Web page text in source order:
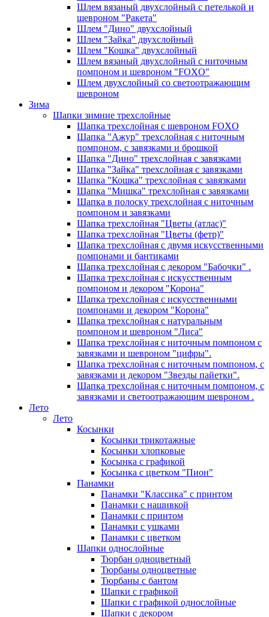
Шлем вязаный двухслойный с петелькой и
шевроном "Ракета"
Шлем "Дино" двухслойный
Шлем "Зайка" двухслойный
Шлем "Кошка" двухслойный
Шлем вязаный двухслойный с ниточным
помпоном и шевроном "FOXO"
Шлем двухслойный со светоотражающим
шевроном
Зима
Шапки зимние трехслойные
Шапка трехслойная с шевроном FOXO
Шапка "Ажур" трехслойная с ниточным
помпоном, с завязками и брошкой
Шапка "Дино" трехслойная с завязками
Шапка "Зайка" трехслойная с завязками
Шапка "Кошка" трехслойная с завязками
Шапка "Мишка" трехслойная с завязками
Шапка в полоску трехслойная с ниточным
помпоном и завязками
Шапка трехслойная "Цветы (атлас)"
Шапка трехслойная "Цветы (фетр)"
Шапка трехслойная с двумя искусственными
помпонами и бантиками
Шапка трехслойная с декором "Бабочки" .
Шапка трехслойная с искусственным
помпоном и декором "Корона"
Шапка трехслойная с искусственными
помпонами и декором "Корона"
Шапка трехслойная с натуральным
помпоном и шевроном "Лиса"
Шапка трехслойная с ниточным помпоном с
завязками и шевроном "цифры".
Шапка трехслойная с ниточным помпоном, с
завязками и декором "Звезды пайетки".
Шапка трехслойная с ниточным помпоном, с
завязками и светоотражающим шевроном .
Лето
Лето
Косынки
Косынки трикотажные
Косынки хлопковые
Косынка с графикой
Косынка с цветком "Пион"
Панамки
Панамки "Классика" с принтом
Панамки с нашивкой
Панамки с принтом
Панамки с ушками
Панамки с цветком
Шапки однослойные
Тюрбан одноцветный
Тюрбаны одноцветные
Тюрбаны с бантом
Шапки с графикой
Шапки с графикой однослойные
Шапки с декором